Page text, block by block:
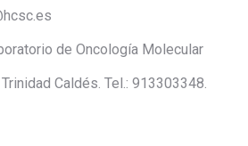
de Oncología Molecular
Caldés. Tel.: 913303348.